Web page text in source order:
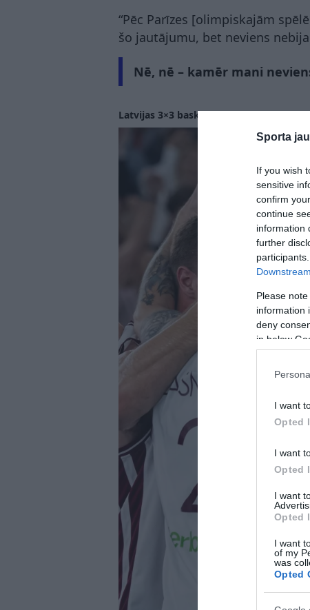
Sporta
If you wish
sensitive
confirm
continue
information
further
Please
information
deny
in below
I want
Opted
I want
Opted
I want
Opted
I want
of my
was
Opted
“Pēc Parīzes [olimpiskajām
šo jautājumu, bet neviens
Nē, nē – kamēr mani
Latvijas 3×3 basketbolisti kļūst par